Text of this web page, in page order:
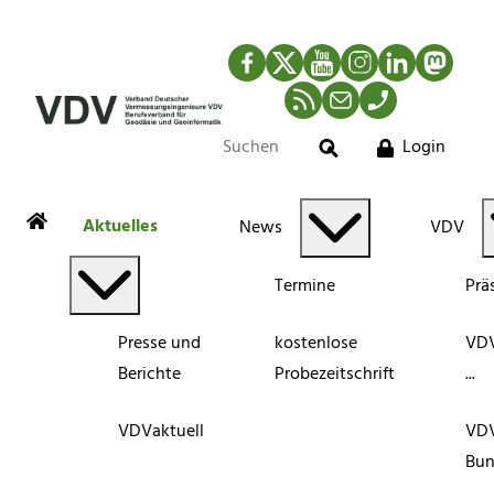
Facebook
TwitterYouTubeInstagram
LinkedIn
RSS-Newsfeed
MailTelefon
Suche
Login
Aktuelles
Presse und
Berichte
VDVaktuell
News
Termine
kostenlose
Probezeitschrift
VDV
...